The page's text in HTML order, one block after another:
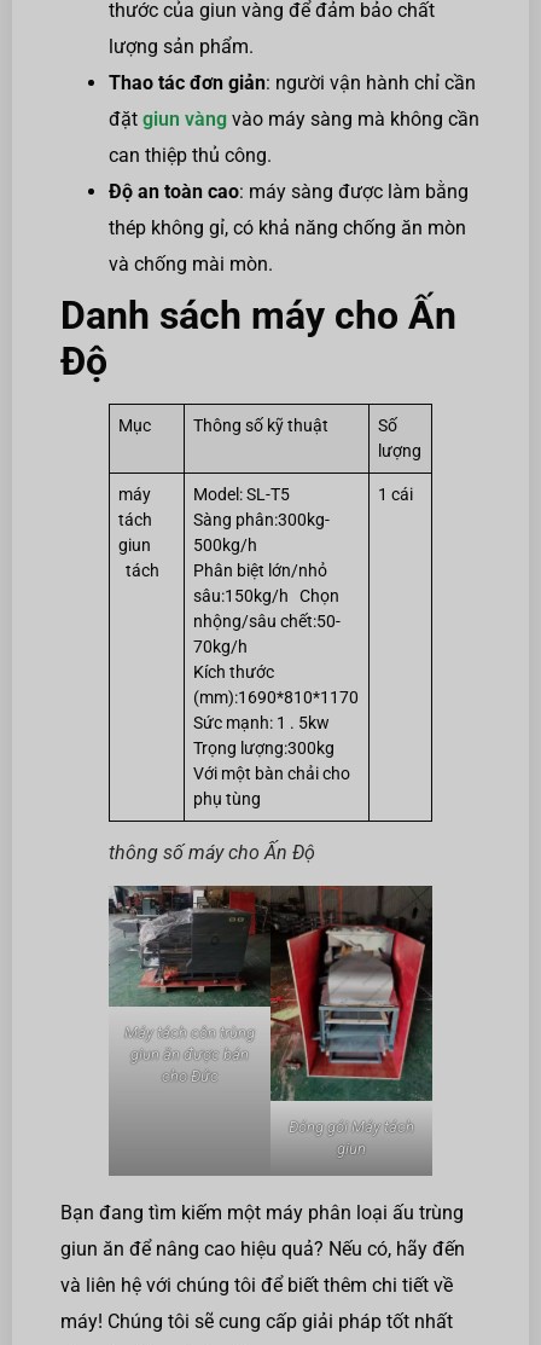
thước của giun vàng để đảm bảo chất
lượng sản phẩm.
Thao tác đơn giản: người vận hành chỉ cần
đặt giun vàng vào máy sàng mà không cần
can thiệp thủ công.
Độ an toàn cao: máy sàng được làm bằng
thép không gỉ, có khả năng chống ăn mòn
và chống mài mòn.
Danh sách máy cho Ấn
Độ
Mục Thông số kỹ thuật
Số
lượng
máy
tách
giun
tách
Model: SL-T5
Sàng phân:300kg-
500kg/h
Phân biệt lớn/nhỏ
sâu:150kg/h Chọn
nhộng/sâu chết:50-
70kg/h
Kích thước
(mm):1690*810*1170
Sức mạnh: 1 . 5kw
Trọng lượng:300kg
Với một bàn chải cho
phụ tùng
1 cái
thông số máy cho Ấn Độ
Máy tách côn trùng
giun ăn được bán
cho Đức
Đóng gói Máy tách
giun
Bạn đang tìm kiếm một máy phân loại ấu trùng
giun ăn để nâng cao hiệu quả? Nếu có, hãy đến
và liên hệ với chúng tôi để biết thêm chi tiết về
máy! Chúng tôi sẽ cung cấp giải pháp tốt nhất